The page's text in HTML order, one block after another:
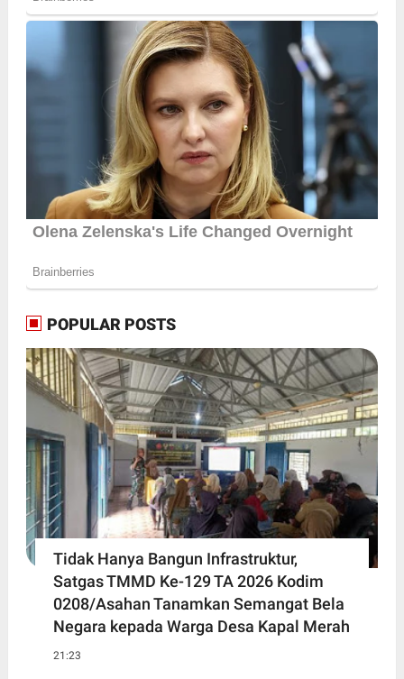
POPULAR POSTS
Tidak Hanya Bangun Infrastruktur,
Satgas TMMD Ke-129 TA 2026 Kodim
0208/Asahan Tanamkan Semangat Bela
Negara kepada Warga Desa Kapal Merah
21:23